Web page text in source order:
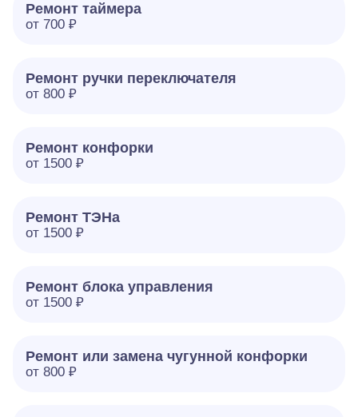
Ремонт таймера
от 700 ₽
Ремонт ручки переключателя
от 800 ₽
Ремонт конфорки
от 1500 ₽
Ремонт ТЭНа
от 1500 ₽
Ремонт блока управления
от 1500 ₽
Ремонт или замена чугунной конфорки
от 800 ₽